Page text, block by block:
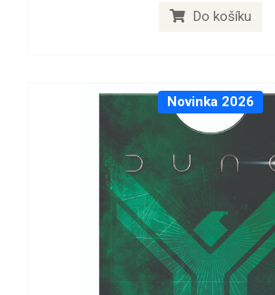
Do košíku
Novinka 2026